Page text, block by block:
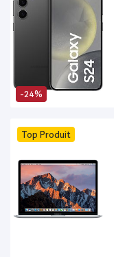
-24%
Top Produit